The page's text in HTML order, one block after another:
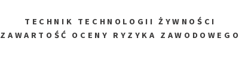
TECHNIK TECHNOLOGII ŻYWNOŚCI
ZAWARTOŚĆ OCENY RYZYKA ZAWODOWEGO